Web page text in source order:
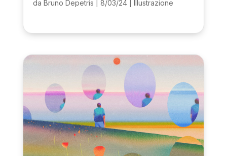
da Bruno Depetris 8/03/24| Illustrazione